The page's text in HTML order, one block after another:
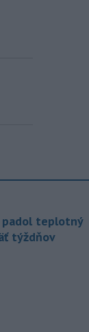
padol teplotný
týždňov